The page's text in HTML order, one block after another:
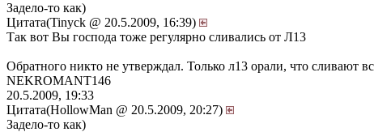
Задело-то как)
Цитата(Tinyck @ 20.5.2009, 16:39)
Так вот Вы господа тоже регулярно сливались от Л13
Обратного никто не утверждал. Только л13 орали, что сливают
NEKROMANT146
20.5.2009, 19:33
Цитата(HollowMan @ 20.5.2009, 20:27)
Задело-то как)